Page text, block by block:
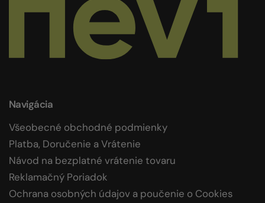
Navigácia
Všeobecné obchodné podmienky
Platba, Doručenie a Vrátenie
Návod na bezplatné vrátenie tovaru
Reklamačný Poriadok
Ochrana osobných údajov a poučenie o Cookies